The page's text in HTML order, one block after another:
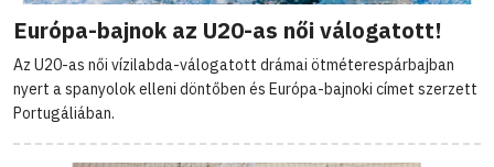
Európa-bajnok az U20-as női válogatott!
Az U20-as női vízilabda-válogatott drámai ötméterespárbajban
nyert a spanyolok elleni döntőben és Európa-bajnoki címet szerzett
Portugáliában.